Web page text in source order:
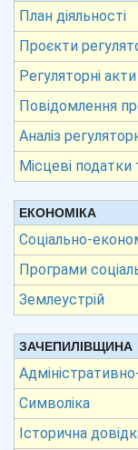
План діяльності
Проєкти
Регуляторні акти
Повідомлення
Аналіз
Місцеві податки
ЕКОНОМІКА
Соціально-
Програми
Землеустрій
ЗАЧЕПИЛІВЩИНА
Символіка
Історична